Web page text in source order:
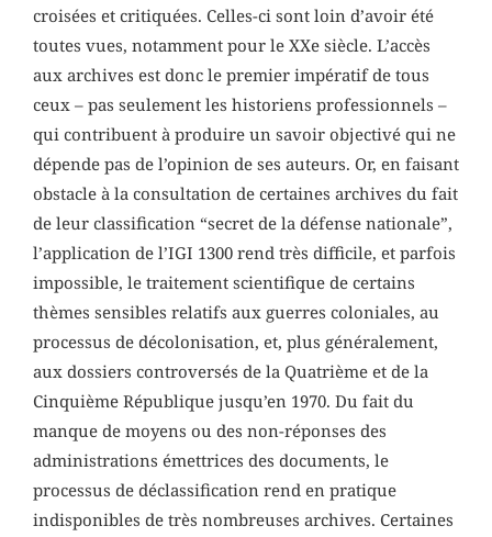
croisées et critiquées. Celles-ci sont loin d’avoir été
toutes vues, notamment pour le XXe siècle. L’accès
aux archives est donc le premier impératif de tous
ceux – pas seulement les historiens professionnels –
qui contribuent à produire un savoir objectivé qui ne
dépende pas de l’opinion de ses auteurs. Or, en faisant
obstacle à la consultation de certaines archives du fait
de leur classification “secret de la défense nationale”,
l’application de l’IGI 1300 rend très difficile, et parfois
impossible, le traitement scientifique de certains
thèmes sensibles relatifs aux guerres coloniales, au
processus de décolonisation, et, plus généralement,
aux dossiers controversés de la Quatrième et de la
Cinquième République jusqu’en 1970. Du fait du
manque de moyens ou des non-réponses des
administrations émettrices des documents, le
processus de déclassification rend en pratique
indisponibles de très nombreuses archives. Certaines